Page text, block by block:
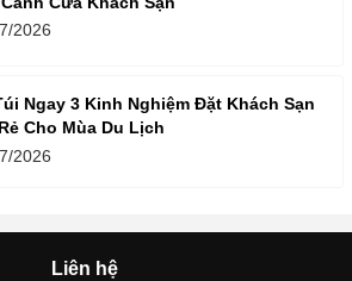
2026
Ngay 3 Kinh Nghiệm Đặt Khách Sạn
Cho Mùa Du Lịch
2026
Liên hệ